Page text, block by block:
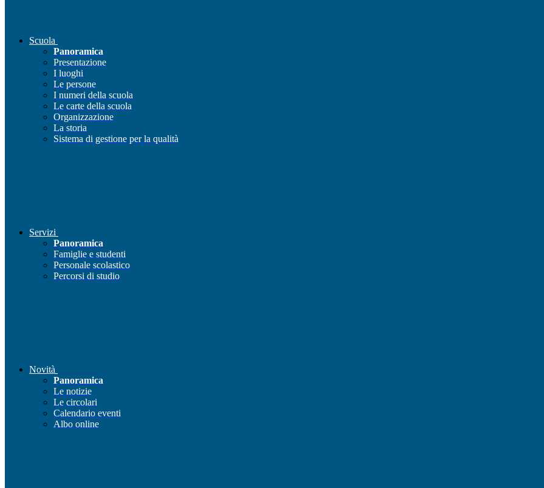
Scuola
Panoramica
Presentazione
I luoghi
Le persone
I numeri della scuola
Le carte della scuola
Organizzazione
La storia
Sistema di gestione per la qualità
Servizi
Panoramica
Famiglie e studenti
Personale scolastico
Percorsi di studio
Novità
Panoramica
Le notizie
Le circolari
Calendario eventi
Albo online